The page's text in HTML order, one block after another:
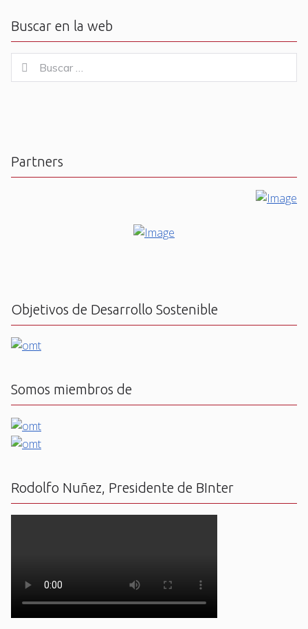
Buscar en la web
for:
Buscar
Partners
Objetivos de Desarrollo Sostenible
Somos miembros de
Rodolfo Nuñez, Presidente de BInter